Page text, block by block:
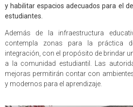
y habilitar espacios adecuados para el
estudiantes.
Además de la infraestructura
contempla zonas para la práctica
integración, con el propósito de brindar
a la comunidad estudiantil. Las
mejoras permitirán contar con
y modernos para el aprendizaje.